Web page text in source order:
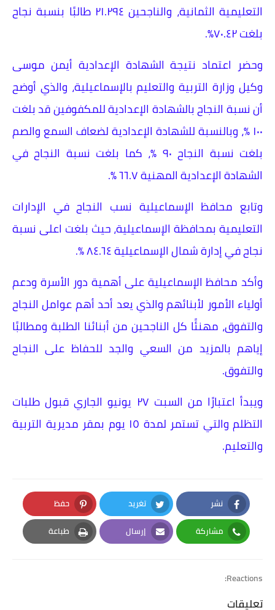
التعليمية الثمانية، والناجحين ٢١.٢٩٤ طالبًا بنسبة نجاح
بلغت ٧٠.٤٢٪.
وحضر اعتماد نتيجة الشهادة الإعدادية أيمن موسى
وكيل وزارة التربية والتعليم بالإسماعيلية، والذي أوضح
أن نسبة النجاح بالشهادة الإعدادية للمكفوفين قد بلغت
١٠٠ ٪، وبالنسبة للشهادة الإعدادية لضعاف السمع والصم
بلغت نسبة النجاح ٩٠ ٪، كما بلغت نسبة النجاح في
الشهادة الإعدادية المهنية ٦٦.٧ ٪.
وتابع محافظ الإسماعيلية نسب النجاح في الإدارات
التعليمية بمحافظة الإسماعيلية، حيث بلغت اعلى نسبة
نجاح في إدارة شمال الإسماعيلية ٨٤.٦٤ ٪.
وأكد محافظ الإسماعيلية على أهمية دور الأسرة ودعم
أولياء الأمور لأبنائهم والذي يعد أحد أهم عوامل النجاح
والتفوق، مهنئًا كل الناجحين من أبنائنا الطلبة ومطالبًا
إياهم بالمزيد من السعي والجد للحفاظ على النجاح
والتفوق.
ويبدأ اعتبارًا من السبت ٢٧ يونيو الجاري قبول طلبات
التظلم والتي تستمر لمدة ١٥ يوم بمقر مديرية التربية
والتعليم.
نشر
Facebook
تغريد
Twitter
حفظ
Pinterest
مشاركة
Whatsapp
إرسال
Email
طباعة
Print
Reactions:
تعليقات